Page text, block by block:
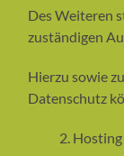
Des Weiteren
zuständigen
Hierzu sowie
Datenschutz
Hosting